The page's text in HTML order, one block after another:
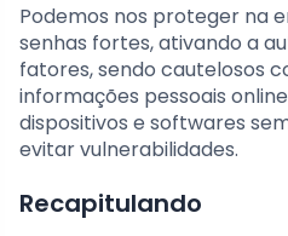
Podemos nos proteger na
senhas fortes, ativando a
fatores, sendo cautelosos
informações pessoais
dispositivos e softwares
evitar vulnerabilidades.
Recapitulando